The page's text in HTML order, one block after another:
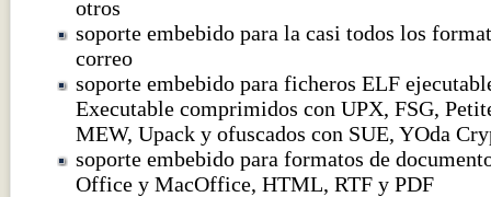
otros
soporte embebido para la casi todos los
correo
soporte embebido para ficheros ELF
Executable comprimidos con UPX, FSG,
MEW, Upack y ofuscados con SUE, YOda
soporte embebido para formatos de
Office y MacOffice, HTML, RTF y PDF